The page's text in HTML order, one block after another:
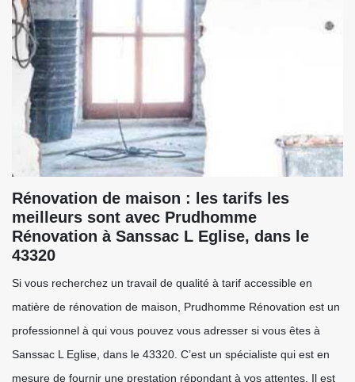
Rénovation de maison : les tarifs les
meilleurs sont avec Prudhomme
Rénovation à Sanssac L Eglise, dans le
43320
Si vous recherchez un travail de qualité à tarif accessible en
matière de rénovation de maison, Prudhomme Rénovation est un
professionnel à qui vous pouvez vous adresser si vous êtes à
Sanssac L Eglise, dans le 43320. C’est un spécialiste qui est en
mesure de fournir une prestation répondant à vos attentes. Il est